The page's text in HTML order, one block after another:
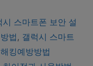
시 스마트폰 보안 설
법 , 갤럭시 스마트
킹예방방법